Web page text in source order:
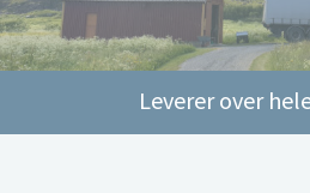
Leverer over